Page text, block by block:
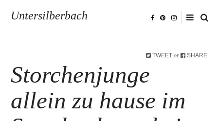
Untersilberbach
TWEET or SHARE
Storchenjunge
allein zu hause im